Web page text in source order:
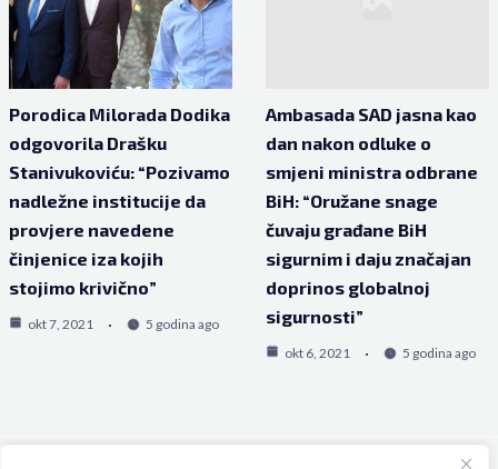
Porodica Milorada Dodika
odgovorila Drašku
Stanivukoviću: “Pozivamo
nadležne institucije da
provjere navedene
činjenice iza kojih
stojimo krivično”
okt 7, 2021 5 godina ago
Ambasada SAD jasna kao
dan nakon odluke o
smjeni ministra odbrane
BiH: “Oružane snage
čuvaju građane BiH
sigurnim i daju značajan
doprinos globalnoj
sigurnosti”
okt 6, 2021 5 godina ago